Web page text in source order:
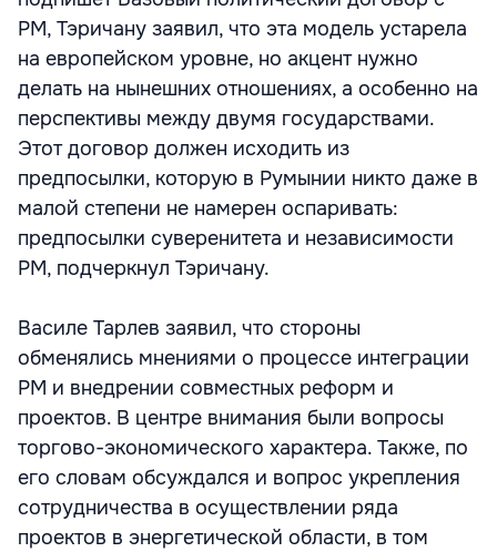
РМ, Тэричану заявил, что эта модель устарела
на европейском уровне, но акцент нужно
делать на нынешних отношениях, а особенно на
перспективы между двумя государствами.
Этот договор должен исходить из
предпосылки, которую в Румынии никто даже в
малой степени не намерен оспаривать:
предпосылки суверенитета и независимости
РМ, подчеркнул Тэричану.
Василе Тарлев заявил, что стороны
обменялись мнениями о процессе интеграции
РМ и внедрении совместных реформ и
проектов. В центре внимания были вопросы
торгово-экономического характера. Также, по
его словам обсуждался и вопрос укрепления
сотрудничества в осуществлении ряда
проектов в энергетической области, в том